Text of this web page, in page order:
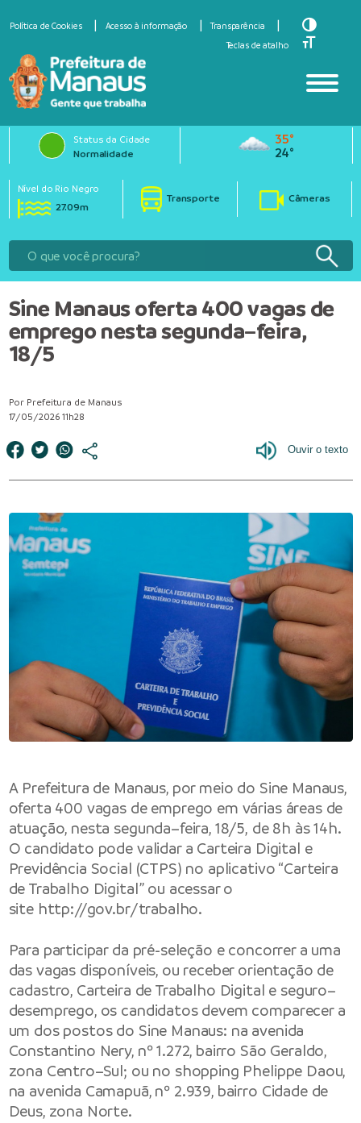
Política de Cookies Acesso à informação
Transparência
Teclas de atalho
Toggle
Toggle
Status da Cidade
Normalidade
35°
24°
Nível do Rio Negro
27.09m
Transporte Câmeras
Sine Manaus oferta 400 vagas de
emprego nesta segunda–feira,
18/5
Por Prefeitura de Manaus
17/05/2026 11h28
A Prefeitura de Manaus, por meio do Sine Manaus,
oferta 400 vagas de emprego em várias áreas de
atuação, nesta segunda–feira, 18/5, de 8h às 14h.
O candidato pode validar a Carteira Digital e
Previdência Social (CTPS) no aplicativo “Carteira
de Trabalho Digital” ou acessar o
site http://gov.br/trabalho.
Para participar da pré-seleção e concorrer a uma
das vagas disponíveis, ou receber orientação de
cadastro, Carteira de Trabalho Digital e seguro–
desemprego, os candidatos devem comparecer a
um dos postos do Sine Manaus: na avenida
Constantino Nery, nº 1.272, bairro São Geraldo,
zona Centro–Sul; ou no shopping Phelippe Daou,
na avenida Camapuã, nº 2.939, bairro Cidade de
Deus, zona Norte.